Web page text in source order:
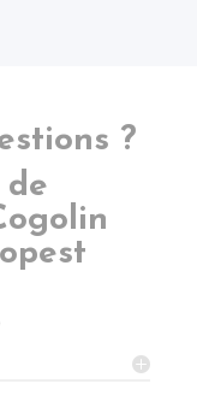
?
de